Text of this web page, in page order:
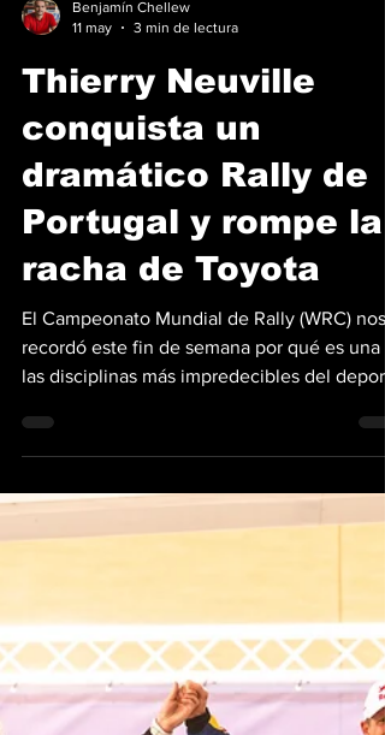
11 may
3 min de lectura
Thierry Neuville
conquista un
dramático Rally de
Portugal y rompe la
racha de Toyota
El Campeonato Mundial de Rally (WRC) nos
recordó este fin de semana por qué es una
las disciplinas más impredecibles del
entregando a Hyundai Shell Mobis su primer
triunfo de la temporada y rompiendo el
2024, llegó a esta sexta ronda en una
posición comprometida, ocupando el
lugar del campeonato tras u